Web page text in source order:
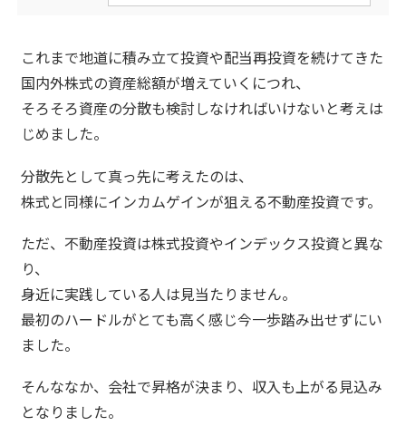
これまで地道に積み立て投資や配当再投資を続けてきた
国内外株式の資産総額が増えていくにつれ、
そろそろ資産の分散も検討しなければいけないと考えは
じめました。
分散先として真っ先に考えたのは、
株式と同様にインカムゲインが狙える不動産投資です。
ただ、不動産投資は株式投資やインデックス投資と異な
り、
身近に実践している人は見当たりません。
最初のハードルがとても高く感じ今一歩踏み出せずにい
ました。
そんななか、会社で昇格が決まり、収入も上がる見込み
となりました。